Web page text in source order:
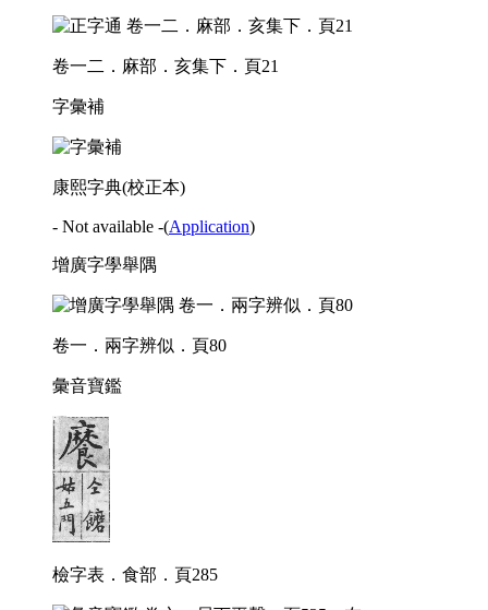
卷一二．麻部．亥集下．頁21
字彙補
康熙字典(校正本)
- Not available -(Application)
增廣字學舉隅
卷一．兩字辨似．頁80
彙音寶鑑
檢字表．食部．頁285